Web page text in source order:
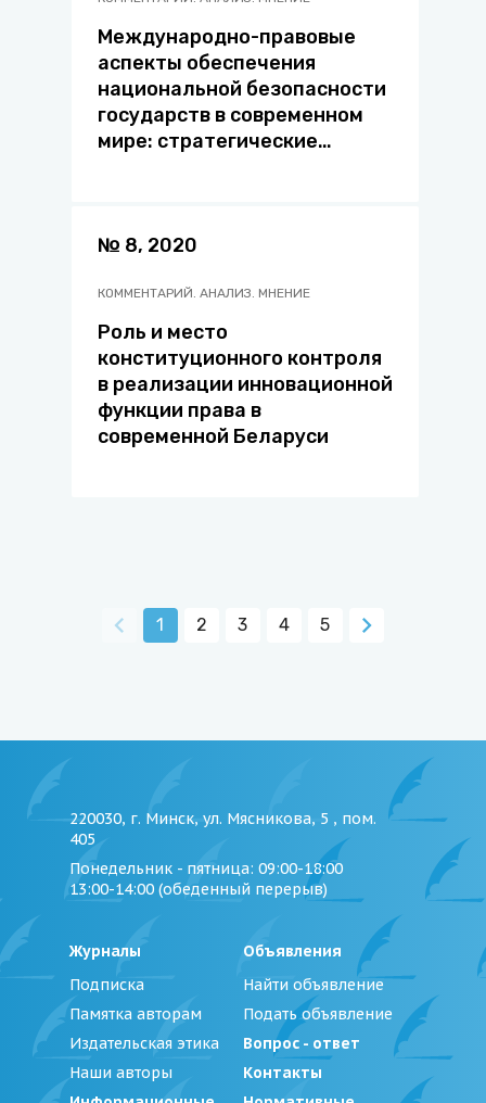
Международно-правовые
аспекты обеспечения
национальной безопасности
государств в современном
мире: стратегические
№ 8, 2020
КОММЕНТАРИЙ. АНАЛИЗ. МНЕНИЕ
Роль и место
конституционного контроля
в реализации инновационной
функции права в
современной Беларуси
1 2 3 4 5
220030, г. Минск, ул. Мясникова, 5 , пом.
405
Понедельник - пятница: 09:00-18:00
13:00-14:00 (обеденный перерыв)
Журналы
Подписка
Памятка авторам
Издательская этика
Наши авторы
Объявления
Найти объявление
Подать объявление
Вопрос - ответ
Контакты